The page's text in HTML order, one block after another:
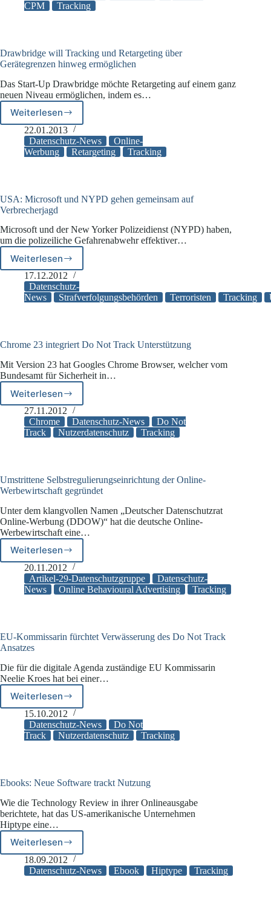
Tracking-
CPM
Tracking
Drawbridge will Tracking und Retargeting über
Gerätegrenzen hinweg ermöglichen
Das Start-Up Drawbridge möchte Retargeting auf einem ganz
neuen Niveau ermöglichen, indem es…
WeiterlesenDrawbridge
will
Tracking
und
hinweg
ermöglichen
22.01.2013
Datenschutz-News
Online-
Werbung
Retargeting Tracking
USA: Microsoft und NYPD gehen gemeinsam auf
Verbrecherjagd
Microsoft und der New Yorker Polizeidienst (NYPD) haben,
um die polizeiliche Gefahrenabwehr effektiver…
Weiterlesen
USA:
Microsoft
und
NYPD
Verbrecherjagd
17.12.2012
Datenschutz-
News
Strafverfolgungsbehörden Terroristen Tracking
Chrome 23 integriert Do Not Track Unterstützung
Mit Version 23 hat Googles Chrome Browser, welcher vom
Bundesamt für Sicherheit in…
Weiterlesen
Chrome
23
integriert
Do
27.11.2012
Chrome
Datenschutz-News
Do Not
Track
Nutzerdatenschutz Tracking
Umstrittene Selbstregulierungseinrichtung der Online-
Werbewirtschaft gegründet
Unter dem klangvollen Namen „Deutscher Datenschutzrat
Online-Werbung (DDOW)“ hat die deutsche Online-
Werbewirtschaft eine…
WeiterlesenUmstrittene
Selbstregulierungseinrichtung
der
Online-
20.11.2012
Artikel-29-Datenschutzgruppe
Datenschutz-
News
Online Behavioural Advertising Tracking
EU-Kommissarin fürchtet Verwässerung des Do Not Track
Ansatzes
Die für die digitale Agenda zuständige EU Kommissarin
Neelie Kroes hat bei einer…
Weiterlesen
EU-
Kommissarin
fürchtet
Verwässerung
Track
15.10.2012
Datenschutz-News
Do Not
Track
Nutzerdatenschutz Tracking
Ebooks: Neue Software trackt Nutzung
Wie die Technology Review in ihrer Onlineausgabe
berichtete, hat das US-amerikanische Unternehmen
Hiptype eine…
Weiterlesen
Ebooks:
Neue
Software
18.09.2012
Datenschutz-News
Ebook Hiptype Tracking